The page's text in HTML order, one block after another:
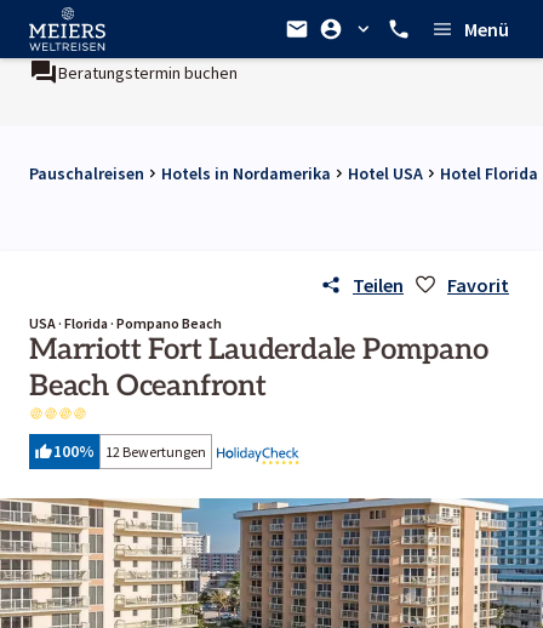
Menü
Beratungstermin buchen
Pauschalreisen Hotels in Nordamerika Hotel USA Hotel Florida
Teilen Favorit
USA · Florida · Pompano Beach
Marriott Fort Lauderdale Pompano
Beach Oceanfront
100% 12 Bewertungen